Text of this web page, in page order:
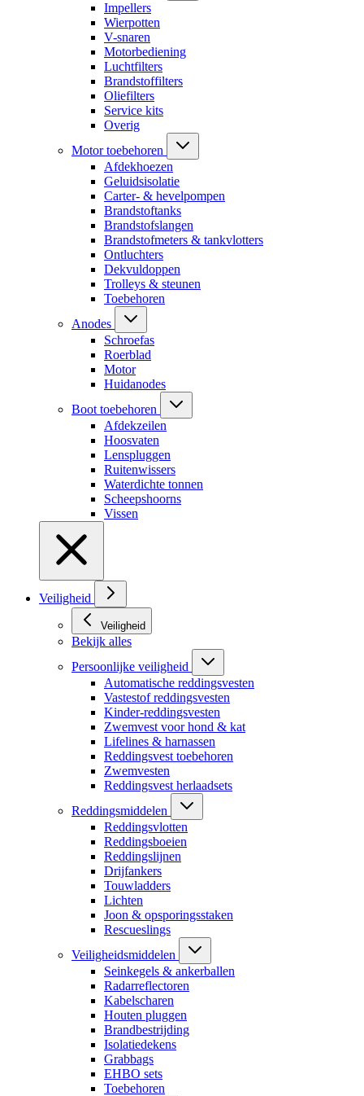
Impellers
Wierpotten
V-snaren
Motorbediening
Luchtfilters
Brandstoffilters
Oliefilters
Service kits
Overig
Motor toebehoren
Afdekhoezen
Geluidsisolatie
Carter- & hevelpompen
Brandstoftanks
Brandstofslangen
Brandstofmeters & tankvlotters
Ontluchters
Dekvuldoppen
Trolleys & steunen
Toebehoren
Anodes
Schroefas
Roerblad
Motor
Huidanodes
Boot toebehoren
Afdekzeilen
Hoosvaten
Lenspluggen
Ruitenwissers
Waterdichte tonnen
Scheepshoorns
Vissen
Veiligheid
Veiligheid
Bekijk alles
Persoonlijke veiligheid
Automatische reddingsvesten
Vastestof reddingsvesten
Kinder-reddingsvesten
Zwemvest voor hond & kat
Lifelines & harnassen
Reddingsvest toebehoren
Zwemvesten
Reddingsvest herlaadsets
Reddingsmiddelen
Reddingsvlotten
Reddingsboeien
Reddingslijnen
Drijfankers
Touwladders
Lichten
Joon & opsporingsstaken
Rescueslings
Veiligheidsmiddelen
Seinkegels & ankerballen
Radarreflectoren
Kabelscharen
Houten pluggen
Brandbestrijding
Isolatiedekens
Grabbags
EHBO sets
Toebehoren